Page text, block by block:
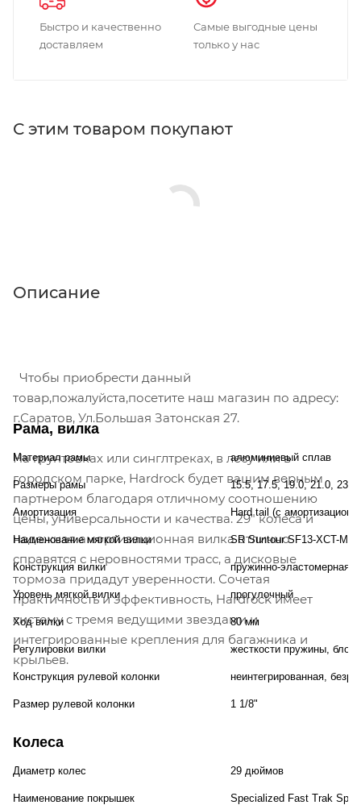
Быстро и качественно
доставляем
Самые выгодные цены
только у нас
С этим товаром покупают
Описание
Чтобы приобрести данный
товар,пожалуйста,посетите наш магазин по адресу:
г.Саратов, Ул.Большая Затонская 27.
На грунтовках или синглтреках, в лесу или в
городском парке, Hardrock будет вашим верным
партнером благодаря отличному соотношению
цены, универсальности и качества. 29" колеса и
надежная амортизационная вилка отлично
справятся с неровностями трасс, а дисковые
тормоза придадут уверенности. Сочетая
практичность и эффективность, Hardrock имеет
систему с тремя ведущими звездами и
интегрированные крепления для багажника и
крыльев.
Рама, вилка
Материал рамы алюминиевый сплав
Размеры рамы 15.5, 17.5, 19.0, 21.0,
Амортизация Hard tail (с
Наименование мягкой вилки SR Suntour SF13-XCT-
Конструкция вилки пружинно-эластомерная
Уровень мягкой вилки прогулочный
Ход вилки 80 мм
Регулировки вилки жесткости пружины,
Конструкция рулевой колонки неинтегрированная,
Размер рулевой колонки 1 1/8"
Колеса
Диаметр колес 29 дюймов
Наименование покрышек Specialized Fast Trak